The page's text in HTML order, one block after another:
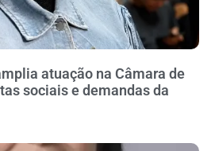
atuação na Câmara de
sociais e demandas da